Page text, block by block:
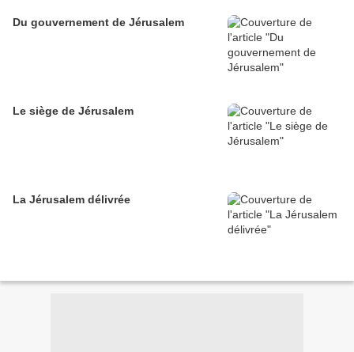
Du gouvernement de Jérusalem
Le siège de Jérusalem
La Jérusalem délivrée